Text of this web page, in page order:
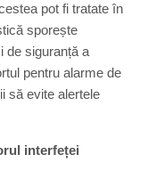
pot fi tratate în
sporește
de siguranță a
pentru alarme de
să evite alertele
interfeței